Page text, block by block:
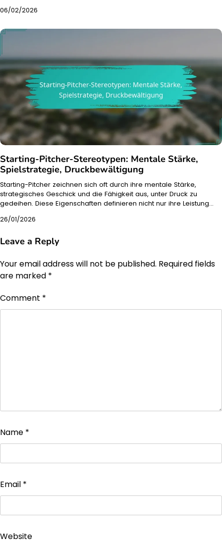
06/02/2026
Starting-Pitcher-Stereotypen: Mentale Stärke,
Spielstrategie, Druckbewältigung
Starting-Pitcher zeichnen sich oft durch ihre mentale Stärke,
strategisches Geschick und die Fähigkeit aus, unter Druck zu
gedeihen. Diese Eigenschaften definieren nicht nur ihre Leistung…
26/01/2026
Leave a Reply
Your email address will not be published. Required fields
are marked *
Comment *
Name *
Email *
Website